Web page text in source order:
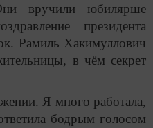
вручили юбилярше
президента
Рамиль Хакимуллович
в чём секрет
Я много работала,
бодрым голосом